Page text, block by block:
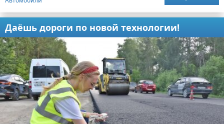
Даёшь дороги по новой технологии!